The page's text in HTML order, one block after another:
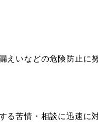
いなどの危険防止に
苦情・相談に迅速に